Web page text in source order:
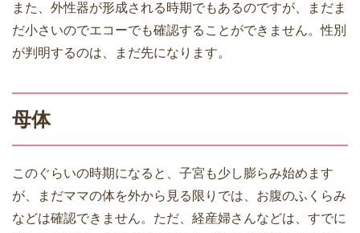
また、外性器が形成される時期でもあるのですが、まだま
だ小さいのでエコーでも確認することができません。性別
が判明するのは、まだ先になります。
母体
このぐらいの時期になると、子宮も少し膨らみ始めます
が、まだママの体を外から見る限りでは、お腹のふくらみ
などは確認できません。ただ、経産婦さんなどは、すでに